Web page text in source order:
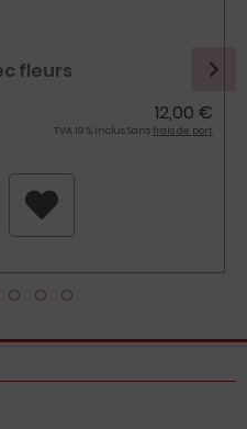
fleurs
12,00 €
TVA 19 % inclus Sans frais de port